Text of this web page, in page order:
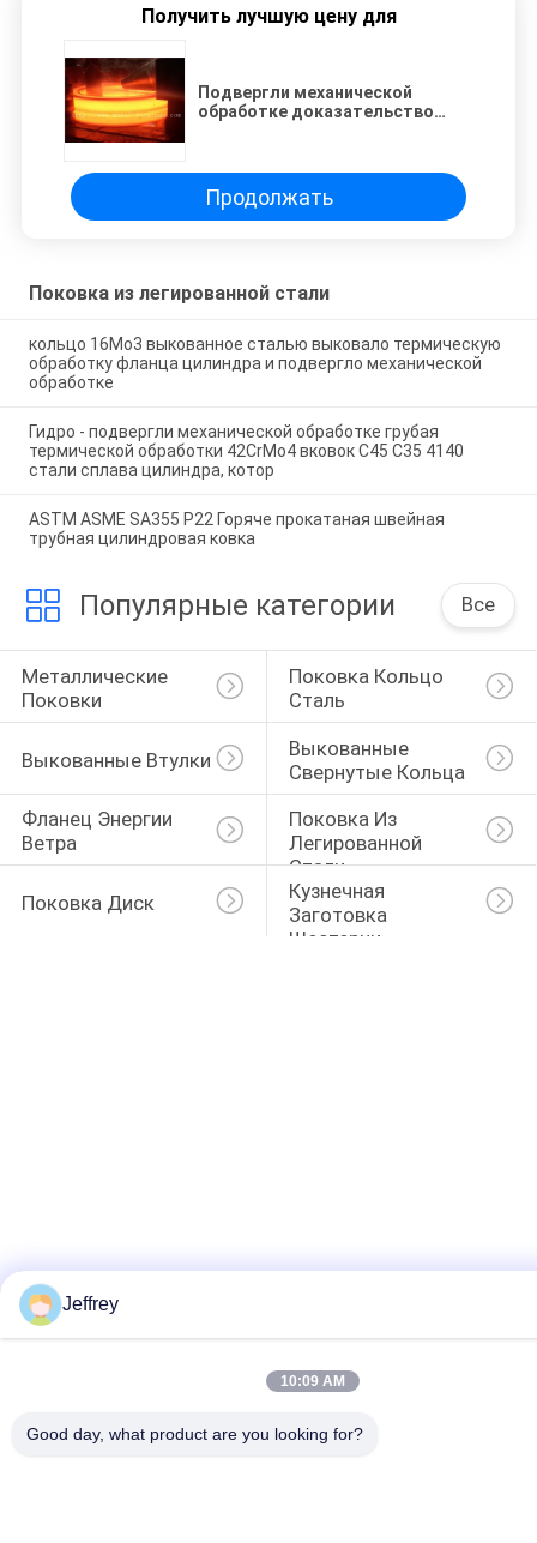
Получить лучшую цену для
Подвергли механической
обработке доказательство
выкованное кольцом
Продолжать
Поковка из легированной стали
кольцо 16Mo3 выкованное сталью выковало термическую
обработку фланца цилиндра и подвергло механической
обработке
Гидро - подвергли механической обработке грубая
термической обработки 42CrMo4 вковок C45 C35 4140
стали сплава цилиндра, котор
ASTM ASME SA355 P22 Горяче прокатаная швейная
трубная цилиндровая ковка
Популярные категории Все
Металлические
Поковки
Поковка Кольцо
Сталь
Выкованные Втулки
Выкованные
Свернутые Кольца
Фланец Энергии
Ветра
Поковка Из
Легированной
Стали
Поковка Диск
Кузнечная
Заготовка
Шестерни
Jeffrey
10:09 AM
Good day, what product are you looking for?